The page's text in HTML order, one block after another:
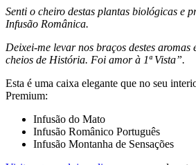
Senti o cheiro destas plantas biológicas e
Infusão Românica.
Deixei-me levar nos braços destes aromas
cheios de História. Foi amor à 1ª Vista”.
Esta é uma caixa elegante que no seu
Premium:
Infusão do Mato
Infusão Românico Português
Infusão Montanha de Sensações